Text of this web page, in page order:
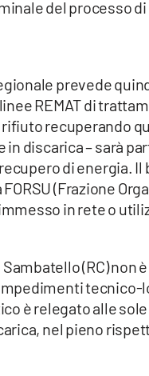
del processo
prevede
REMAT di
recuperando
discarica – sarà
di energia.
(Frazione
in rete o
(RC) non
è relegato alle
nel pieno